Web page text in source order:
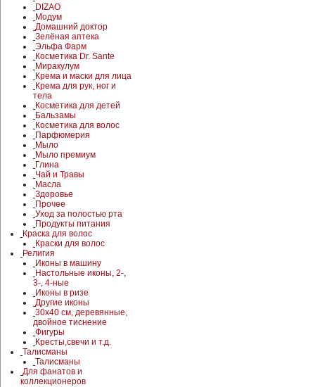
DIZAO
Модум
Домашний доктор
Зелёная аптека
Эльфа Фарм
Косметика Dr. Sante
Миракулум
Крема и маски для лица
Крема для рук, ног и
тела
Косметика для детей
Бальзамы
Косметика для волос
Парфюмерия
Мыло
Мыло премиум
Глина
Чай и Травы
Масла
Здоровье
Прочее
Уход за полостью рта
Продукты питания
Краска для волос
Краски для волос
Религия
Иконы в машину
Настольные иконы, 2-,
3-, 4-ные
Иконы в ризе
Другие иконы
30x40 см, деревянные,
двойное тиснение
Фигуры
Кресты,свечи и т.д.
Талисманы
Талисманы
Для фанатов и
коллекционеров